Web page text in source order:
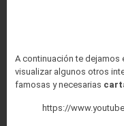
A continuación te dejamos
visualizar algunos otros
famosas y necesarias
https://